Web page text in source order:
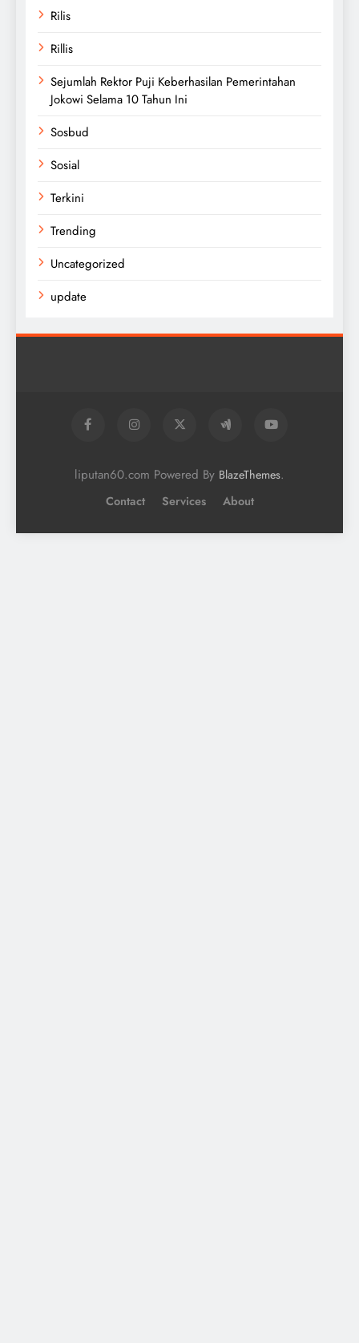
Rilis
Rillis
Sejumlah Rektor Puji Keberhasilan Pemerintahan
Jokowi Selama 10 Tahun Ini
Sosbud
Sosial
Terkini
Trending
Uncategorized
update
liputan60.com Powered By BlazeThemes.
Contact Services About